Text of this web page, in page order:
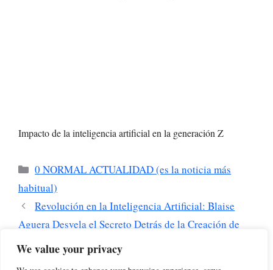
We value your privacy
Impacto de la inteligencia artificial en la generación Z
Categorías
0 NORMAL ACTUALIDAD (es la noticia más
habitual)
Revolución en la Inteligencia Artificial: Blaise
Aguera Desvela el Secreto Detrás de la Creación de
Modelos Más Grandes
El Impacto Oculto de la IA en el Empleo: ¿Menos